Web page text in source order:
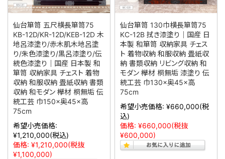
仙台箪笥 五尺横長箪笥75
KB-12D/KR-12D/KEB-12D 木
地呂漆塗り/赤木肌木地呂塗
り/朱色漆塗り/黒呂漆塗り/伝
統色漆塗り｜国産 日本製 和
箪笥 収納家具 チェスト 着物
収納 和服収納 畳紙収納 書類
収納 和モダン 欅材 桐無垢 伝
統工芸 巾150×奥45×高
75cm
希望小売価格:
¥1,210,000(税込)
価格: ¥1,210,000(税抜
¥1,100,000)
仙台箪笥 130巾横長箪笥75
KC-12B 拭き漆塗り｜国産 日
本製 和箪笥 収納家具 チェス
ト 着物収納 和服収納 畳紙収
納 書類収納 リビング収納 和
モダン 欅材 桐無垢 漆塗り 伝
統工芸 巾130×奥45×高
75cm
希望小売価格: ¥660,000(税
込)
価格: ¥660,000(税抜
¥600,000)